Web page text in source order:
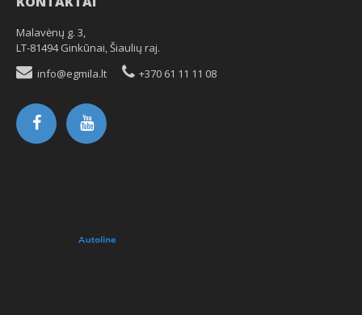
Malavėnų g. 3,
LT-81494 Ginkūnai, Šiaulių raj.
info@egmila.lt
+370 61 11 11 08